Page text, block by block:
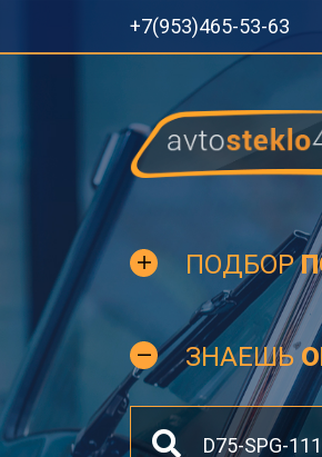
+7(953)465-53-63
ПОДБОР
ЗНАЕШЬ